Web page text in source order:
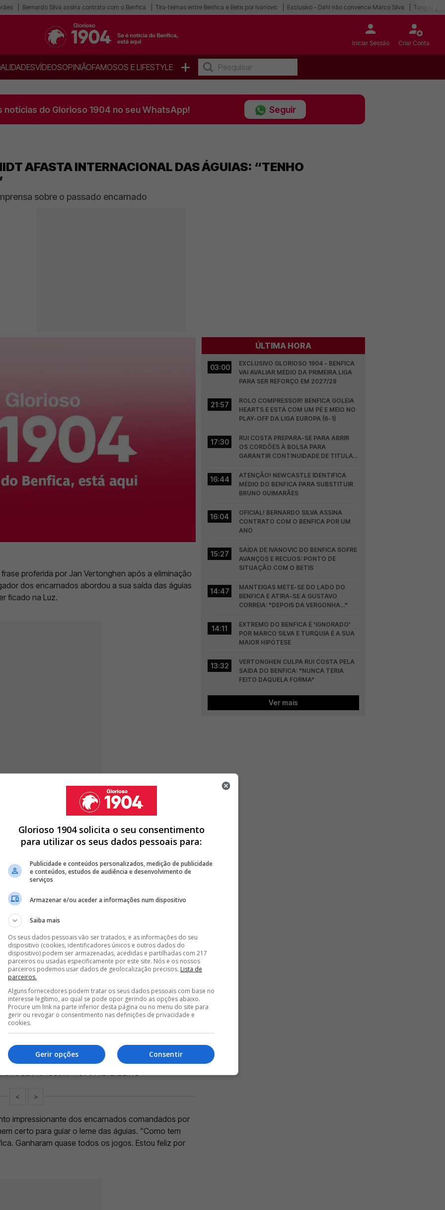
Bernardo Silva assina contrato com o Benfica Tira-teimas entre Benfica e Betis por Ivanovic Exclusivo - Dahl não convence Marco Silva Turquia
Iniciar Sessão Criar Conta
VÍDEOSOPINIÃOFAMOSOS E LIFESTYLE +
notícias do Glorioso 1904 no seu WhatsApp! Seguir
AFASTA INTERNACIONAL DAS ÁGUIAS: “TENHO
sobre o passado encarnado
proferida por Jan Vertonghen após a eliminação
dos encarnados abordou a sua saída das águias
ficado na Luz.
natal para representar o Anderlecht, mas não
"Sinto falta de Lisboa e dos meus companheiros de
a ter uma grande época. Estou muito orgulhoso. São
É um clube fantástico, tenho orgulho em ter jogado
QUER MÉDIO DO ANDERLECHT, MAS TEM CONCORRÊNCIA
HUERTA SOMA NOVO PRETENDENTE
NO BENFICA E SOMA NOVO PRETENDENTE
< >
impressionante dos encarnados comandados por
certo para guiar o leme das águias. “Como tem
Ganharam quase todos os jogos. Estou feliz por
ÚLTIMA HORA
03:00
EXCLUSIVO GLORIOSO 1904 - BENFICA
VAI AVALIAR MÉDIO DA PRIMEIRA LIGA
PARA SER REFORÇO EM 2027/28
21:57
ROLO COMPRESSOR! BENFICA GOLEIA
HEARTS E ESTÁ COM UM PÉ E MEIO NO
PLAY-OFF DA LIGA EUROPA (6-1)
17:30
RUI COSTA PREPARA-SE PARA ABRIR
OS CORDÕES À BOLSA PARA
GARANTIR CONTINUIDADE DE TITULAR
16:44
ATENÇÃO! NEWCASTLE IDENTIFICA
MÉDIO DO BENFICA PARA SUBSTITUIR
BRUNO GUIMARÃES
16:04
OFICIAL! BERNARDO SILVA ASSINA
CONTRATO COM O BENFICA POR UM
ANO
15:27
SAÍDA DE IVANOVIC DO BENFICA SOFRE
AVANÇOS E RECUOS: PONTO DE
SITUAÇÃO COM O BETIS
14:47
MANTEIGAS METE-SE DO LADO DO
BENFICA E ATIRA-SE A GUSTAVO
CORREIA: "DEPOIS DA VERGONHA…"
14:11
EXTREMO DO BENFICA É 'IGNORADO'
POR MARCO SILVA E TURQUIA É A SUA
MAIOR HIPÓTESE
13:32
VERTONGHEN CULPA RUI COSTA PELA
SAÍDA DO BENFICA: "NUNCA TERIA
FEITO DAQUELA FORMA"
Ver mais
Glorioso 1904 solicita o seu consentimento
para utilizar os seus dados pessoais para:
Publicidade e conteúdos personalizados, medição de publicidade
e conteúdos, estudos de audiência e desenvolvimento de
serviços
Armazenar e/ou aceder a informações num dispositivo
Saiba mais
Os seus dados pessoais vão ser tratados, e as informações do seu
dispositivo (cookies, identificadores únicos e outros dados do
dispositivo) podem ser armazenadas, acedidas e partilhadas com 217
parceiros ou usadas especificamente por este site. Nós e os nossos
parceiros podemos usar dados de geolocalização precisos. Lista de
parceiros.
Alguns fornecedores podem tratar os seus dados pessoais com base no
interesse legítimo, ao qual se pode opor gerindo as opções abaixo.
Procure um link na parte inferior desta página ou no menu do site para
gerir ou revogar o consentimento nas definições de privacidade e
cookies.
Consentir
Gerir opções